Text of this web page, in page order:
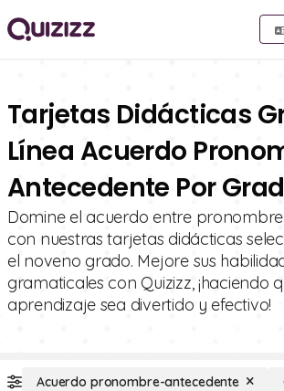
Tarjetas Didácticas
Línea Acuerdo
Antecedente Por
Domine el acuerdo entre
con nuestras tarjetas didácticas
el noveno grado. Mejore sus
gramaticales con Quizizz, ¡haciendo
aprendizaje sea divertido y efectivo!
Acuerdo pronombre-antecedente